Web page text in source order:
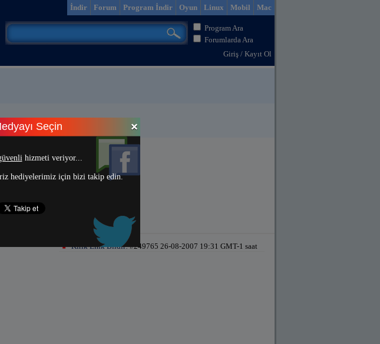
Mac
Mobil
Linux
Oyun
Program İndir
Forum
İndir
Program Ara
Forumlarda Ara
Giriş / Kayıt Ol
Seçin
hizmeti veriyor...
hediyelerimiz için bizi takip edin.
Kırık Link Bildir!#249765 26-08-2007 19:31 GMT-1 saat